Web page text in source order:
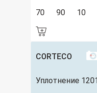
70
90 10
CORTECO
Уплотнение